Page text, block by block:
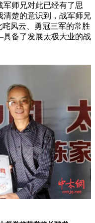
军师兄对此已经有了思
清楚的意识到，战军师兄
风云、勇冠三军的常胜
备了发展太极大业的战